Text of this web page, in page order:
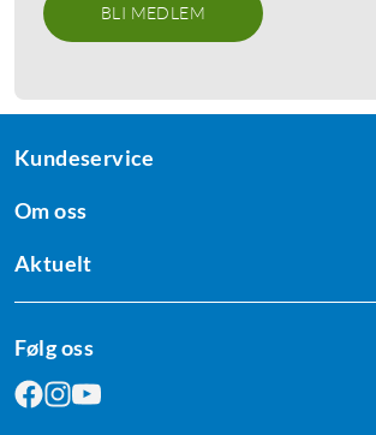
BLI MEDLEM
Kundeservice
Om oss
Aktuelt
Følg oss